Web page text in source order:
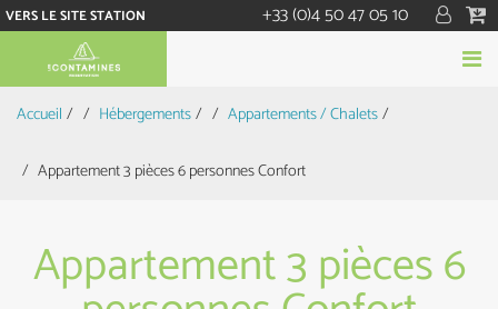
VERS LE SITE STATION +33 (0)4 50 47 05 10
Accueil / Hébergements/ Appartements / Chalets/
Appartement 3 pièces 6 personnes Confort
Appartement 3 pièces 6